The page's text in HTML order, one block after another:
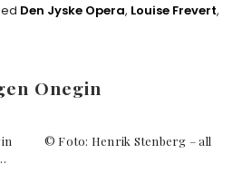
Den Jyske Opera, Louise Frevert,
Onegin
© Foto: Henrik Stenberg – all